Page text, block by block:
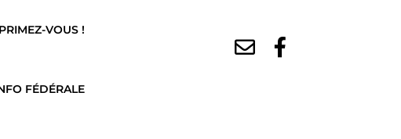
VOUS !
FÉDÉRALE